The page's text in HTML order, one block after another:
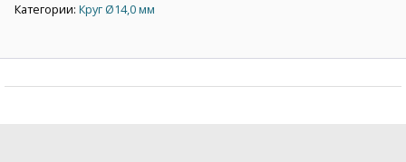
Категории: Круг Ø14,0 мм